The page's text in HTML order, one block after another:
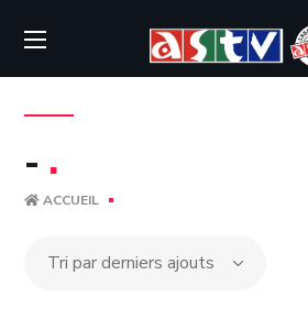
- .
ACCUEIL